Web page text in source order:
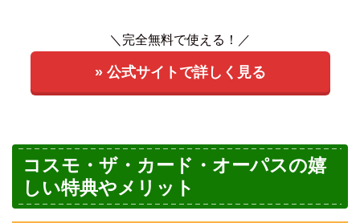
＼完全無料で使える！／
» 公式サイトで詳しく見る
コスモ・ザ・カード・オーパスの嬉
しい特典やメリット